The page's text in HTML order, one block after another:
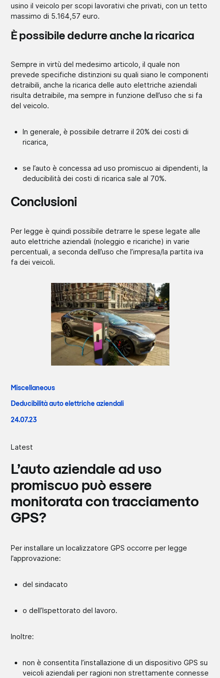
usino il veicolo per scopi lavorativi che privati, con un tetto
massimo di 5.164,57 euro.
È possibile dedurre anche la ricarica
Sempre in virtù del medesimo articolo, il quale non
prevede specifiche distinzioni su quali siano le componenti
detraibili, anche la ricarica delle auto elettriche aziendali
risulta detraibile, ma sempre in funzione dell’uso che si fa
del veicolo.
In generale, è possibile detrarre il 20% dei costi di
ricarica,
se l’auto è concessa ad uso promiscuo ai dipendenti, la
deducibilità dei costi di ricarica sale al 70%.
Conclusioni
Per legge è quindi possibile detrarre le spese legate alle
auto elettriche aziendali (noleggio e ricariche) in varie
percentuali, a seconda dell’uso che l’impresa/la partita iva
fa dei veicoli.
Miscellaneous
Deducibilità auto elettriche aziendali
24.07.23
Latest
L’auto aziendale ad uso
promiscuo può essere
monitorata con tracciamento
GPS?
Per installare un localizzatore GPS occorre per legge
l’approvazione:
del sindacato
o dell’Ispettorato del lavoro.
Inoltre:
non è consentita l’installazione di un dispositivo GPS su
veicoli aziendali per ragioni non strettamente connesse